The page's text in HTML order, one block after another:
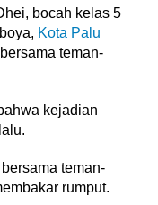
bocah kelas 5
Kota Palu
teman-
kejadian
teman-
rumput.